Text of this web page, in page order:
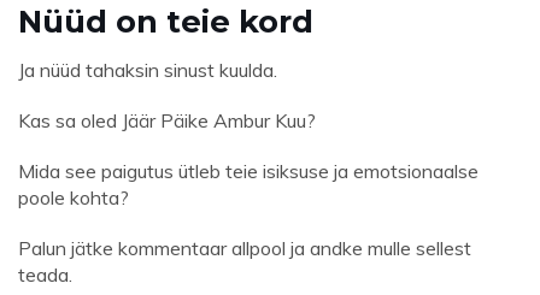
Nüüd on teie kord
Ja nüüd tahaksin sinust kuulda.
Kas sa oled Jäär Päike Ambur Kuu?
Mida see paigutus ütleb teie isiksuse ja emotsionaalse
poole kohta?
Palun jätke kommentaar allpool ja andke mulle sellest
teada.